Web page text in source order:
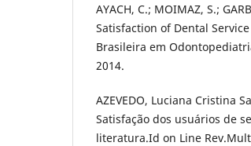
AYACH, C.; MOIMAZ, S.;
Satisfaction of Dental
Brasileira em
2014.
AZEVEDO, Luciana Cristina
Satisfação dos usuários de
literatura.Id on Line